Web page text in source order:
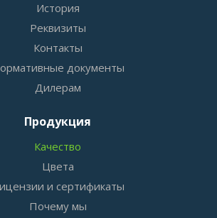
История
Реквизиты
Контакты
документы
Дилерам
Продукция
Качество
Цвета
и сертификаты
Почему мы